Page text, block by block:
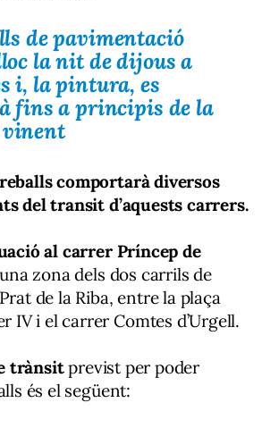
de pavimentació
la nit de dijous a
i, la pintura, es
fins a principis de la
comportarà diversos
del transit d’aquests carrers.
al carrer Príncep de
zona dels dos carrils de
de la Riba, entre la plaça
IV i el carrer Comtes d’Urgell.
trànsitprevist per poder
és el següent: